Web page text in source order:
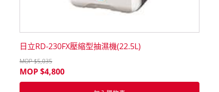
日立RD-230FX壓縮型抽濕機(22.5L)
MOP $5,035
MOP $4,800